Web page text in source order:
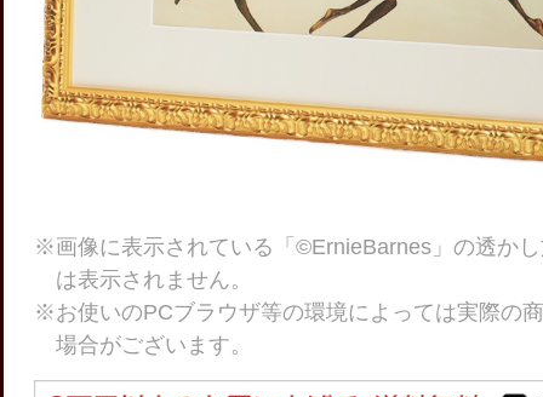
※画像に表示されている「©ErnieBarnes」の透か
は表示されません。
※お使いのPCブラウザ等の環境によっては実際の
場合がございます。